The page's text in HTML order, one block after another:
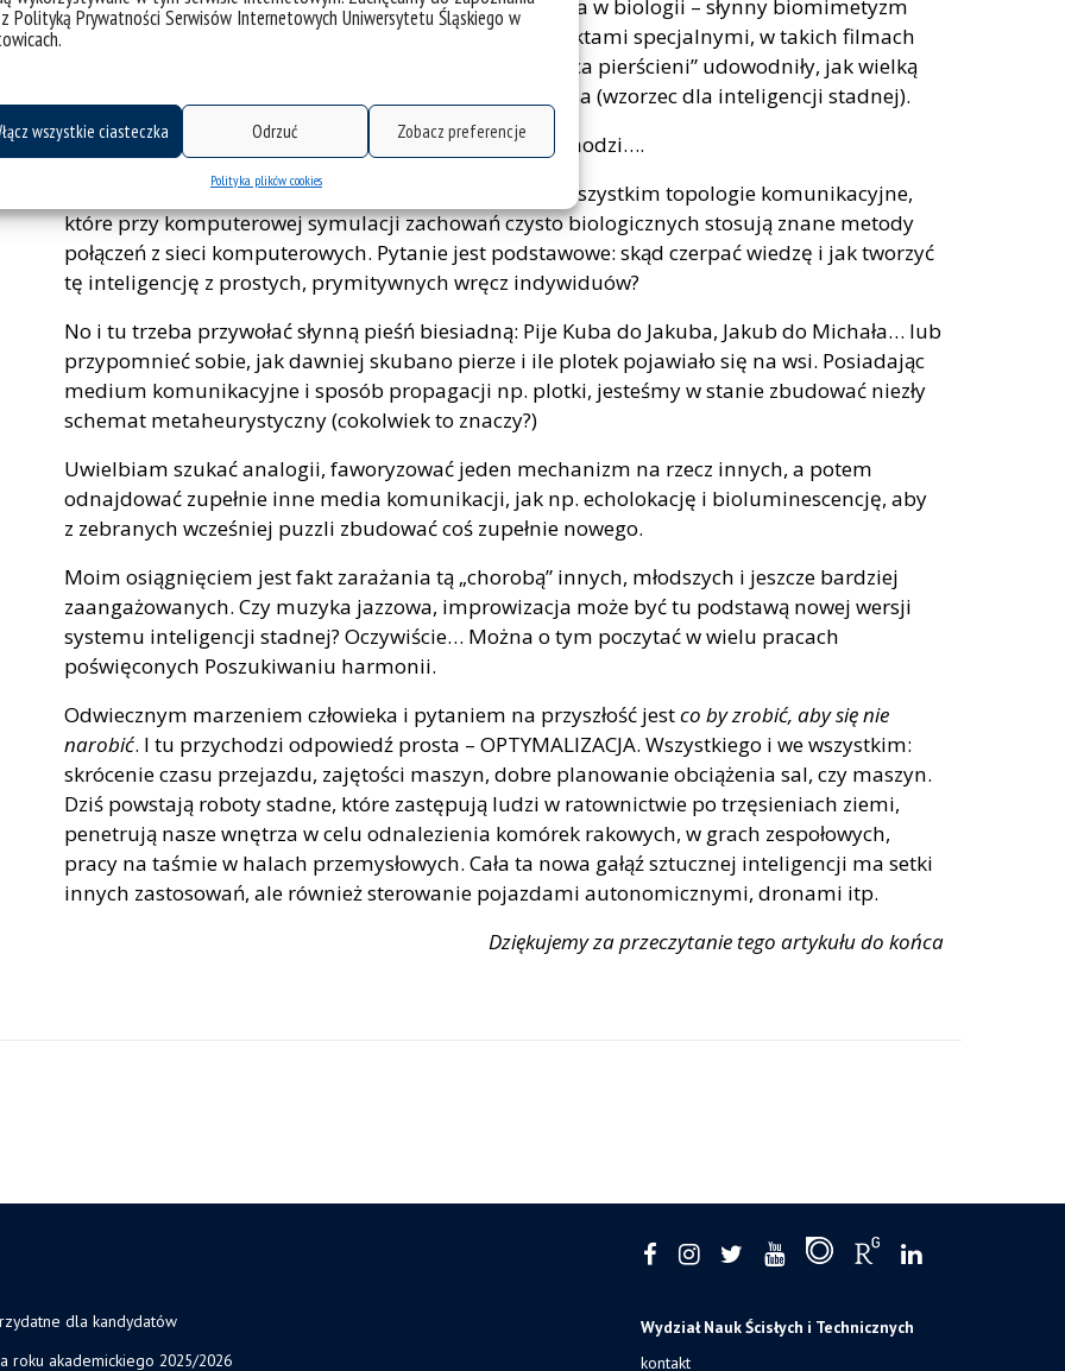
Polityką Prywatności Serwisów Internetowych Uniwersytetu Śląskiego w
wszystkie ciasteczka Odrzuć Zobacz preferencje
Polityka plików cookies
budować coś większego. Czyli patrzymy na zachowania w biologii – słynny biomimetyzm
i z tego wyciągamy wnioski. Spektakularne sceny z efektami specjalnymi, w takich filmach
jak: „Król lew”, „Gdzie jest Nemo?”, „Mumia” czy „Władca pierścieni” udowodniły, jak wielką
potęgą cechuje się algorytm stadny BOIDS C. Reynoldsa (wzorzec dla inteligencji stadnej).
No i zaczęłam rozkminiać, czaić i kumać, o co w tym chodzi….
A co mnie w tym zaskoczyło? Zafascynowało? Przede wszystkim topologie komunikacyjne,
które przy komputerowej symulacji zachowań czysto biologicznych stosują znane metody
połączeń z sieci komputerowych. Pytanie jest podstawowe: skąd czerpać wiedzę i jak tworzyć
tę inteligencję z prostych, prymitywnych wręcz indywiduów?
No i tu trzeba przywołać słynną pieśń biesiadną: Pije Kuba do Jakuba, Jakub do Michała… lub
przypomnieć sobie, jak dawniej skubano pierze i ile plotek pojawiało się na wsi. Posiadając
medium komunikacyjne i sposób propagacji np. plotki, jesteśmy w stanie zbudować niezły
schemat metaheurystyczny (cokolwiek to znaczy?)
Uwielbiam szukać analogii, faworyzować jeden mechanizm na rzecz innych, a potem
odnajdować zupełnie inne media komunikacji, jak np. echolokację i bioluminescencję, aby
z zebranych wcześniej puzzli zbudować coś zupełnie nowego.
Moim osiągnięciem jest fakt zarażania tą „chorobą” innych, młodszych i jeszcze bardziej
zaangażowanych. Czy muzyka jazzowa, improwizacja może być tu podstawą nowej wersji
systemu inteligencji stadnej? Oczywiście… Można o tym poczytać w wielu pracach
poświęconych Poszukiwaniu harmonii.
Odwiecznym marzeniem człowieka i pytaniem na przyszłość jestco by zrobić, aby się nie
narobić. I tu przychodzi odpowiedź prosta – OPTYMALIZACJA. Wszystkiego i we wszystkim:
skrócenie czasu przejazdu, zajętości maszyn, dobre planowanie obciążenia sal, czy maszyn.
Dziś powstają roboty stadne, które zastępują ludzi w ratownictwie po trzęsieniach ziemi,
penetrują nasze wnętrza w celu odnalezienia komórek rakowych, w grach zespołowych,
pracy na taśmie w halach przemysłowych. Cała ta nowa gałąź sztucznej inteligencji ma setki
innych zastosowań, ale również sterowanie pojazdami autonomicznymi, dronami itp.
Dziękujemy za przeczytanie tego artykułu do końca
dla kandydatów
roku akademickiego 2025/2026
Wydział Nauk Ścisłych i Technicznych
kontakt